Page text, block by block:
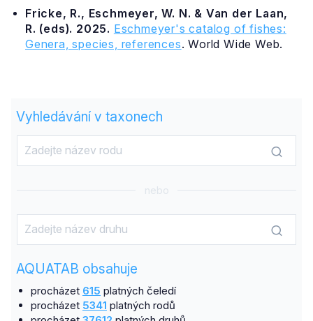
Fricke, R., Eschmeyer, W. N. & Van der Laan,
R. (eds). 2025. Eschmeyer's catalog of fishes:
Genera, species, references. World Wide Web.
Vyhledávání v taxonech
nebo
AQUATAB obsahuje
procházet 615 platných čeledí
procházet 5341 platných rodů